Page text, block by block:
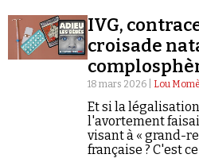
IVG,
croisade
18 mars 2026 | Lou
Et si la
l'avortement
visant à « grand-
française ? C'est